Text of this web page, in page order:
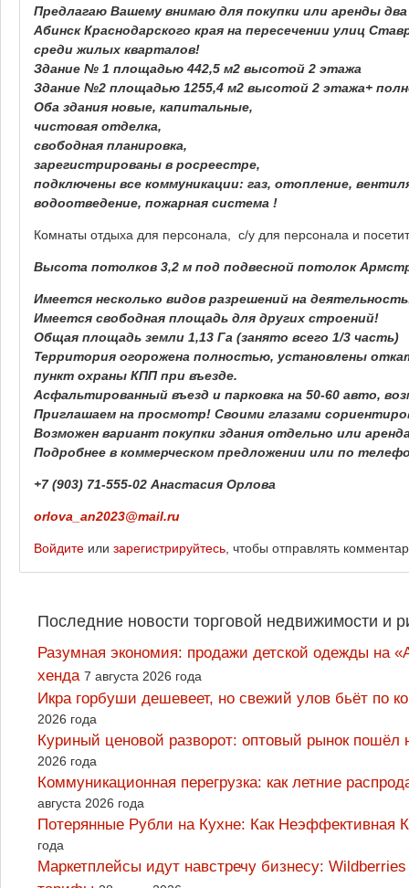
Предлагаю Вашему внимаю для покупки или аренды
Абинск Краснодарского края на пересечении улиц
среди жилых кварталов!
Здание № 1 площадью 442,5 м2 высотой 2 этажа
Здание №2 площадью 1255,4 м2 высотой 2 этажа+
Оба здания новые, капитальные,
чистовая отделка,
свободная планировка,
зарегистрированы в росреестре,
подключены все коммуникации: газ, отопление,
водоотведение, пожарная система !
Комнаты отдыха для персонала, с/у для персонала и
Высота потолков 3,2 м под подвесной потолок
Имеется несколько видов разрешений на
Имеется свободная площадь для других строений!
Общая площадь земли 1,13 Га (занято всего 1/3 часть)
Территория огорожена полностью, установлены
пункт охраны КПП при въезде.
Асфальтированный въезд и парковка на 50-60 авто,
Приглашаем на просмотр! Своими глазами
Возможен вариант покупки здания отдельно или
Подробнее в коммерческом предложении или по
+7 (903) 71-555-02 Анастасия Орлова
orlova_an2023@mail.ru
Войдите или зарегистрируйтесь , чтобы отправлять
Последние новости торговой недвижимости и
Разумная экономия: продажи детской одежды на
хенда 7 августа 2026 года
Икра горбуши дешевеет, но свежий улов бьёт по
2026 года
Куриный ценовой разворот: оптовый рынок
2026 года
Коммуникационная перегрузка: как летние
августа 2026 года
Потерянные Рубли на Кухне: Как
года
Маркетплейсы идут навстречу бизнесу: